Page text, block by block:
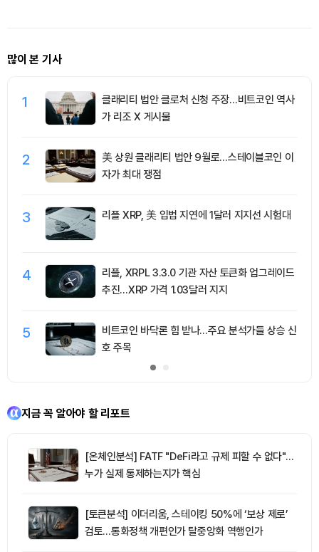
많이 본 기사
1
클래리티 법안 클로처 신청 주장…비트코인 역사
가 리조 X 게시물
2
美 상원 클래리티 법안 9월로…스테이블코인 이
자가 최대 쟁점
3 리플 XRP, 美 입법 지연에 1달러 지지선 시험대
4
리플, XRPL 3.3.0 기관 자산 토큰화 업그레이드
추진…XRP 가격 1.03달러 지지
5
비트코인 바닥론 힘 받나…주요 분석가들 상승 신
호 주목
지금 꼭 알아야 할 리포트
[온체인분석] FATF "DeFi라고 규제 피할 수 없다"…
누가 실제 통제하는지가 핵심
[토큰분석] 이더리움, 스테이킹 50%에 ‘보상 제로’
검토…통화정책 개편인가 탈중앙화 역행인가